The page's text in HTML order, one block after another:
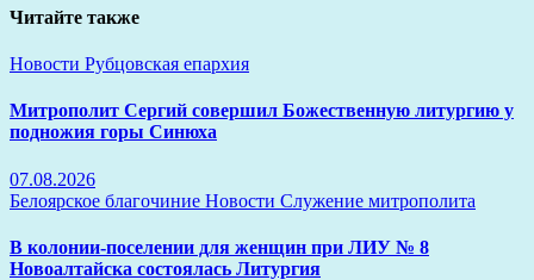
Читайте также
Новости Рубцовская епархия
Митрополит Сергий совершил Божественную литургию у
подножия горы Синюха
07.08.2026
Белоярское благочиние Новости Служение митрополита
В колонии-поселении для женщин при ЛИУ № 8
Новоалтайска состоялась Литургия